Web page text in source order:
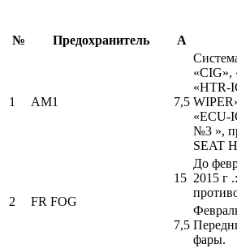
№ Предохранитель А
1 AM1 7,5
«HTR-
«ECU-
№3 »,
SEAT
2 FR FOG
15
До
2015 г
7,5
фары.